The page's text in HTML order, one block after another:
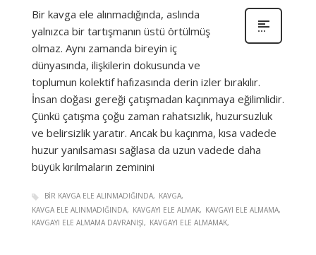
Bir kavga ele alınmadığında, aslında
yalnızca bir tartışmanın üstü örtülmüş
olmaz. Aynı zamanda bireyin iç
dünyasında, ilişkilerin dokusunda ve
toplumun kolektif hafızasında derin izler bırakılır.
İnsan doğası gereği çatışmadan kaçınmaya eğilimlidir.
Çünkü çatışma çoğu zaman rahatsızlık, huzursuzluk
ve belirsizlik yaratır. Ancak bu kaçınma, kısa vadede
huzur yanılsaması sağlasa da uzun vadede daha
büyük kırılmaların zeminini
BIR KAVGA ELE ALINMADIĞINDA
KAVGA
KAVGA ELE ALINMADIĞINDA
KAVGAYI ELE ALMAK
KAVGAYI ELE ALMAMA
KAVGAYI ELE ALMAMA DAVRANIŞI
KAVGAYI ELE ALMAMAK